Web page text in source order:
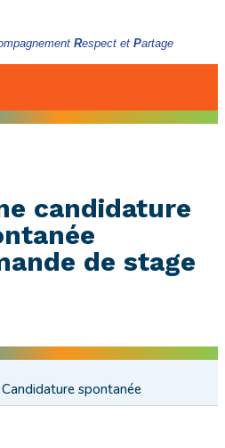
Respect et Partage
candidature
de stage
spontanée